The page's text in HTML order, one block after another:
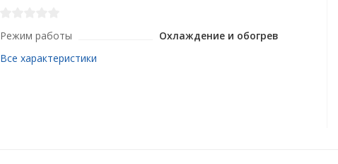
Режим работы
Охлаждение и обогрев
Все характеристики